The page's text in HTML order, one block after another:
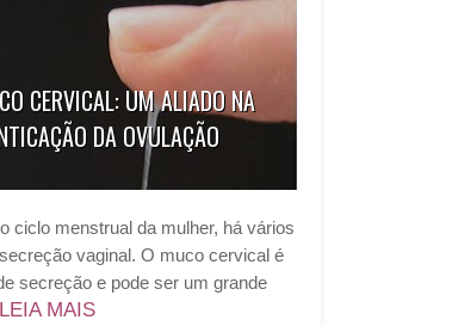
CERVICAL: UM ALIADO NA
DA OVULAÇÃO
ciclo menstrual da mulher, há vários
vaginal. O muco cervical é
secreção e pode ser um grande
LEIA MAIS